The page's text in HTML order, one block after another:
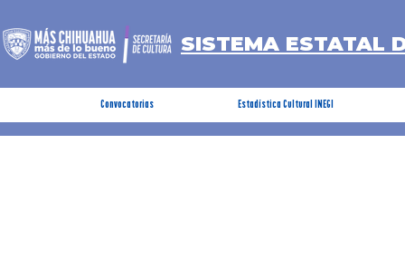
SISTEMA ESTATAL
Convocatorias Estadística Cultural INEGI